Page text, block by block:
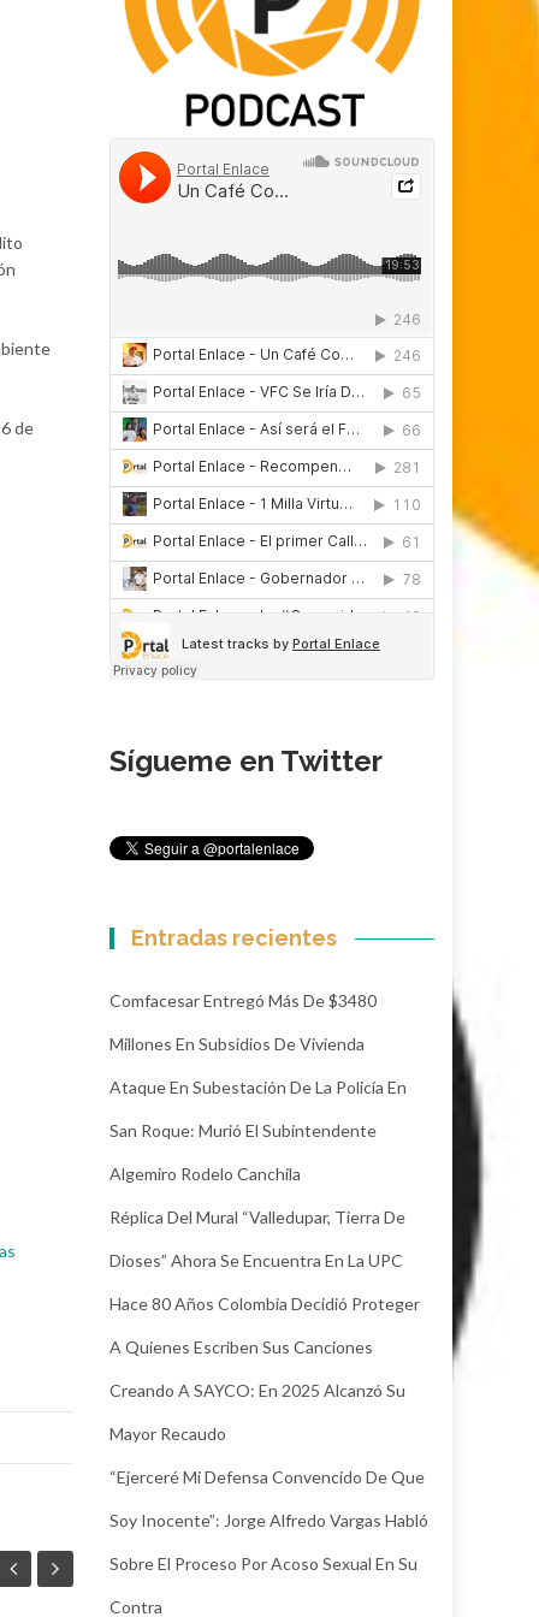
de
Sígueme en Twitter
Entradas recientes
Comfacesar Entregó Más De $3480
Millones En Subsidios De Vivienda
Ataque En Subestación De La Policía En
San Roque: Murió El Subintendente
Algemiro Rodelo Canchila
Réplica Del Mural “Valledupar, Tierra De
Dioses” Ahora Se Encuentra En La UPC
Hace 80 Años Colombia Decidió Proteger
A Quienes Escriben Sus Canciones
Creando A SAYCO: En 2025 Alcanzó Su
Mayor Recaudo
“Ejerceré Mi Defensa Convencido De Que
Soy Inocente”: Jorge Alfredo Vargas Habló
Sobre El Proceso Por Acoso Sexual En Su
Contra